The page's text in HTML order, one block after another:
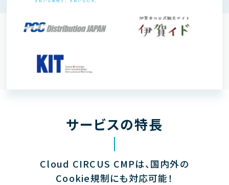
サービスの特長
Cloud CIRCUS CMPは、国内外の
Cookie規制にも対応可能！